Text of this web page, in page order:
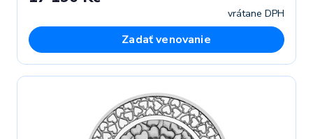
vrátane DPH
Zadať venovanie